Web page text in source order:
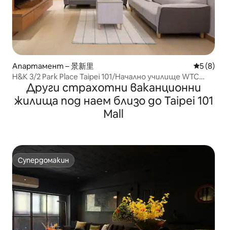
Апартамент – 景新里 Средна
5 (8)
H&K 3/2 Park Place Taipei 101/Начално училище WTC
XinyiДруги страхотни ваканционни
жилища под наем близо до Taipei 101
Mall
Супердомакин
Супердомакин